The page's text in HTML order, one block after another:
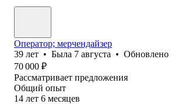
Оператор; мерчендайзер
39 лет • Была 7 августа • Обновлено
70 000 ₽
Рассматривает предложения
Общий опыт
14 лет 6 месяцев